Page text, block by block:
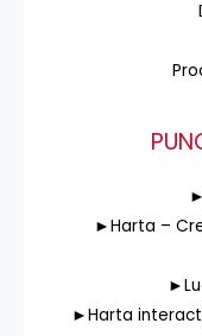
►Harta –
►Harta